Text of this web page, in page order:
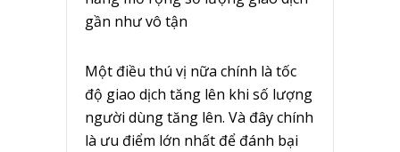
gần như vô tận
Một điều thú vị nữa chính là tốc
độ giao dịch tăng lên khi số lượng
người dùng tăng lên. Và đây chính
là ưu điểm lớn nhất để đánh bại